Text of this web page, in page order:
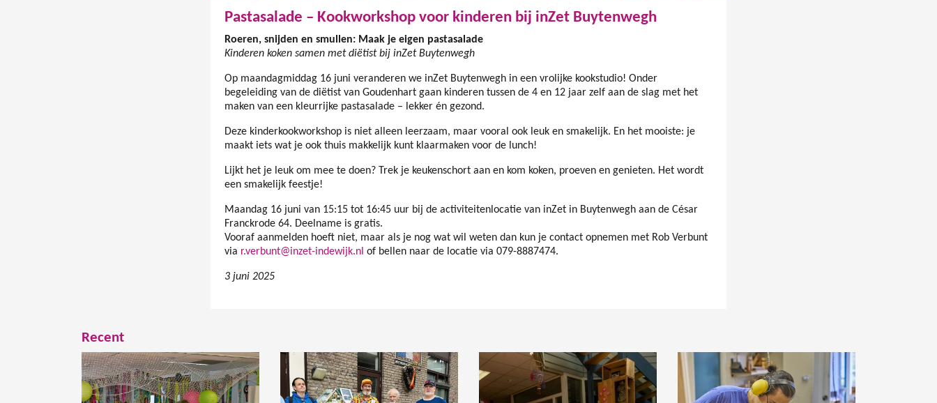
Pastasalade – Kookworkshop voor kinderen bij inZet Buytenwegh
Roeren, snijden en smullen: Maak je eigen pastasalade
Kinderen koken samen met diëtist bij inZet Buytenwegh
Op maandagmiddag 16 juni veranderen we inZet Buytenwegh in een vrolijke kookstudio! Onder
begeleiding van de diëtist van Goudenhart gaan kinderen tussen de 4 en 12 jaar zelf aan de slag met het
maken van een kleurrijke pastasalade – lekker én gezond.
Deze kinderkookworkshop is niet alleen leerzaam, maar vooral ook leuk en smakelijk. En het mooiste: je
maakt iets wat je ook thuis makkelijk kunt klaarmaken voor de lunch!
Lijkt het je leuk om mee te doen? Trek je keukenschort aan en kom koken, proeven en genieten. Het wordt
een smakelijk feestje!
Maandag 16 juni van 15:15 tot 16:45 uur bij de activiteitenlocatie van inZet in Buytenwegh aan de César
Franckrode 64. Deelname is gratis.
Vooraf aanmelden hoeft niet, maar als je nog wat wil weten dan kun je contact opnemen met Rob Verbunt
via r.verbunt@inzet-indewijk.nl of bellen naar de locatie via 079-8887474.
3 juni 2025
Recent